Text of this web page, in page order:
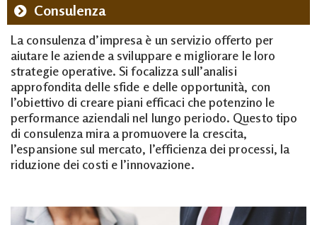
Consulenza
La consulenza d’impresa è un servizio offerto per
aiutare le aziende a sviluppare e migliorare le loro
strategie operative. Si focalizza sull’analisi
approfondita delle sfide e delle opportunità, con
l’obiettivo di creare piani efficaci che potenzino le
performance aziendali nel lungo periodo. Questo tipo
di consulenza mira a promuovere la crescita,
l’espansione sul mercato, l’efficienza dei processi, la
riduzione dei costi e l’innovazione.